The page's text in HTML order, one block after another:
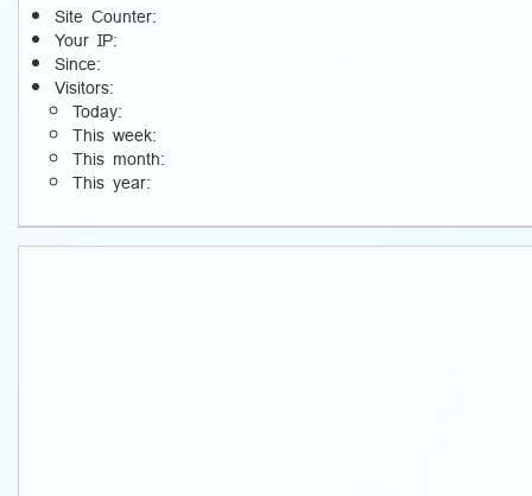
Site Counter:
Your IP:
Since:
Visitors:
Today:
This week:
This month:
This year: